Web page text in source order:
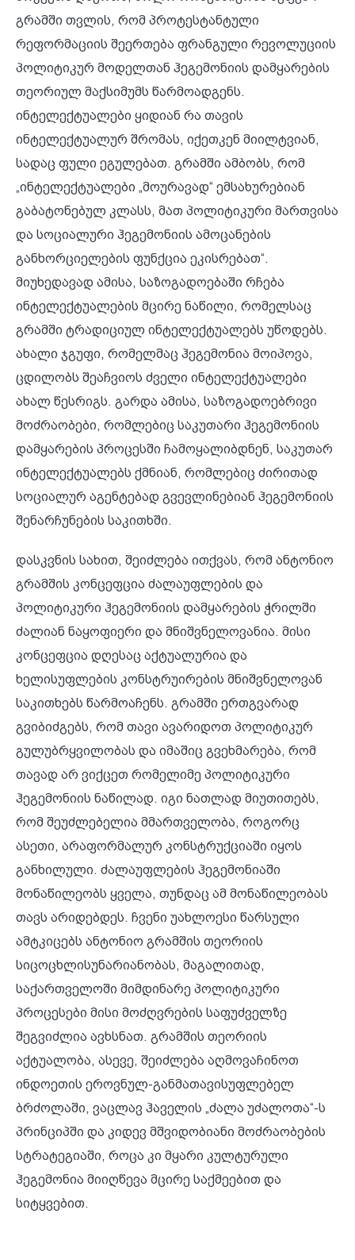
გრამში თვლის, რომ პროტესტანტული
რეფორმაციის შეერთება ფრანგული რევოლუციის
პოლიტიკურ მოდელთან ჰეგემონიის დამყარების
თეორიულ მაქსიმუმს წარმოადგენს.
ინტელექტუალები ყიდიან რა თავის
ინტელექტუალურ შრომას, იქეთკენ მიილტვიან,
სადაც ფული ეგულებათ. გრამში ამბობს, რომ
„ინტელექტუალები „მოურავად“ ემსახურებიან
გაბატონებულ კლასს, მათ პოლიტიკური მართვისა
და სოციალური ჰეგემონიის ამოცანების
განხორციელების ფუნქცია ეკისრებათ“.
მიუხედავად ამისა, საზოგადოებაში რჩება
ინტელექტუალების მცირე ნაწილი, რომელსაც
გრამში ტრადიციულ ინტელექტუალებს უწოდებს.
ახალი ჯგუფი, რომელმაც ჰეგემონია მოიპოვა,
ცდილობს შეაჩვიოს ძველი ინტელექტუალები
ახალ წესრიგს. გარდა ამისა, საზოგადოებრივი
მოძრაობები, რომლებიც საკუთარი ჰეგემონიის
დამყარების პროცესში ჩამოყალიბდნენ, საკუთარ
ინტელექტუალებს ქმნიან, რომლებიც ძირითად
სოციალურ აგენტებად გვევლინებიან ჰეგემონიის
შენარჩუნების საკითხში.
დასკვნის სახით, შეიძლება ითქვას, რომ ანტონიო
გრამშის კონცეფცია ძალაუფლების და
პოლიტიკური ჰეგემონიის დამყარების ჭრილში
ძალიან ნაყოფიერი და მნიშვნელოვანია. მისი
კონცეფცია დღესაც აქტუალურია და
ხელისუფლების კონსტრუირების მნიშვნელოვან
საკითხებს წარმოაჩენს. გრამში ერთგვარად
გვიბიძგებს, რომ თავი ავარიდოთ პოლიტიკურ
გულუბრყვილობას და იმაშიც გვეხმარება, რომ
თავად არ ვიქცეთ რომელიმე პოლიტიკური
ჰეგემონიის ნაწილად. იგი ნათლად მიუთითებს,
რომ შეუძლებელია მმართველობა, როგორც
ასეთი, არაფორმალურ კონსტრუქციაში იყოს
განხილული. ძალაუფლების ჰეგემონიაში
მონაწილეობს ყველა, თუნდაც ამ მონაწილეობას
თავს არიდებდეს. ჩვენი უახლოესი წარსული
ამტკიცებს ანტონიო გრამშის თეორიის
სიცოცხლისუნარიანობას, მაგალითად,
საქართველოში მიმდინარე პოლიტიკური
პროცესები მისი მოძღვრების საფუძველზე
შეგვიძლია ავხსნათ. გრამშის თეორიის
აქტუალობა, ასევე, შეიძლება აღმოვაჩინოთ
ინდოეთის ეროვნულ-განმათავისუფლებელ
ბრძოლაში, ვაცლავ ჰაველის „ძალა უძალოთა“-ს
პრინციპში და კიდევ მშვიდობიანი მოძრაობების
სტრატეგიაში, როცა კი მყარი კულტურული
ჰეგემონია მიიღწევა მცირე საქმეებით და
სიტყვებით.